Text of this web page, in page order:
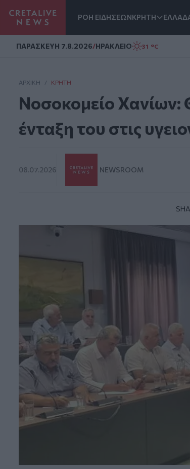
ΡΟΗ ΕΙΔΗΣΕΩΝΚΡΗΤΗ
ΠΑΡΑΣΚΕΥΗ 7.8.2026/ΗΡΑΚΛΕΙΟ 31 °C
ΑΡΧΙΚΗ / ΚΡΉΤΗ
Νοσοκομείο Χανίων:
ένταξη του στις
08.07.2026 NEWSROOM